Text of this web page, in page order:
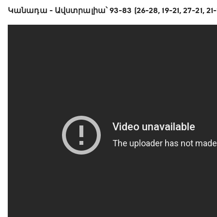
Կանադա - Ավստրալիա՝ 93-83 (26-28, 19-21, 27-21, 21-